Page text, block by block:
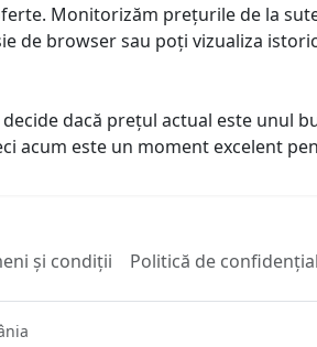
Monitorizăm prețurile de la
de browser sau poți vizualiza
dacă prețul actual este unul
acum este un moment excelent
și condiții Politică de